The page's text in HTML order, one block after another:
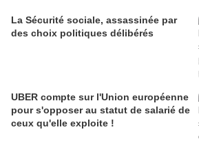
La Sécurité sociale, assassinée par
des choix politiques délibérés
UBER compte sur l'Union européenne
pour s'opposer au statut de salarié de
ceux qu'elle exploite !